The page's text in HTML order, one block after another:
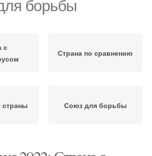
борьбы
с
Страна по сравнению
страны Союз для борьбы